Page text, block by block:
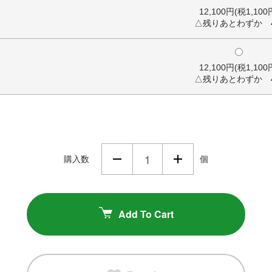
12,100円(税1,100
△残りあとわずか
12,100円(税1,100
△残りあとわずか
購入数 個
Add To Cart